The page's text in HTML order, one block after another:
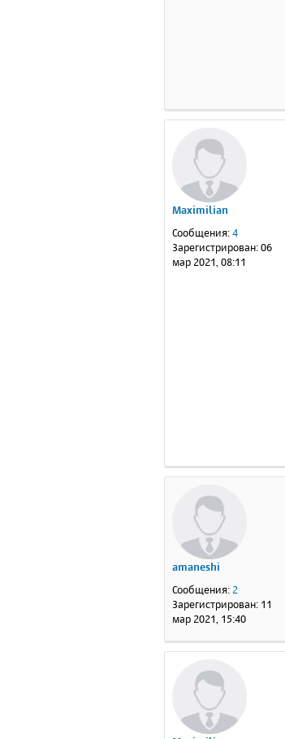
Maximilian
Сообщения:4
Зарегистрирован:06
мар 2021, 08:11
amaneshi
Сообщения: 2
Зарегистрирован: 11
мар 2021, 15:40